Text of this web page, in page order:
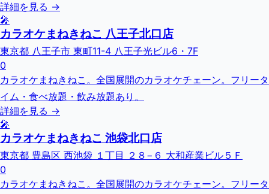
詳細を見る →
🎤
カラオケまねきねこ 八王子北口店
東京都 八王子市 東町11-4 八王子光ビル6・7F
0
カラオケまねきねこ。全国展開のカラオケチェーン。フリータ
イム・食べ放題・飲み放題あり。
詳細を見る →
🎤
カラオケまねきねこ 池袋北口店
東京都 豊島区 西池袋 １丁目 ２８−６ 大和産業ビル５Ｆ
0
カラオケまねきねこ。全国展開のカラオケチェーン。フリータ